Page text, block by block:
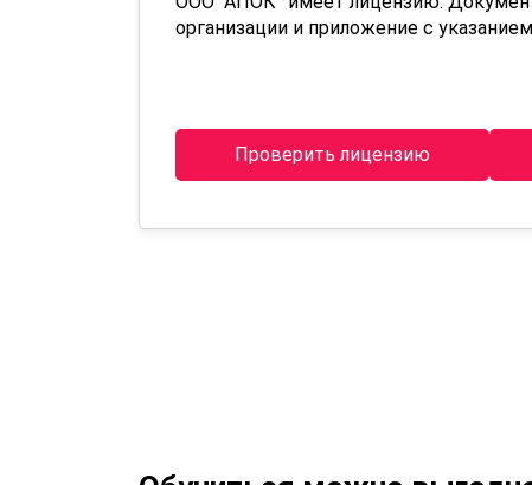
организации и приложение с
Проверить лицензию